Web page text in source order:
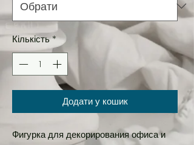
Кількість*
Додати у кошик
Фигурка для декорирования офиса и